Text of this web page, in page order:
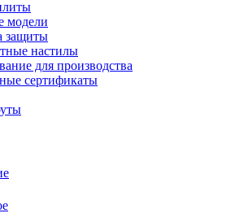
модели
защиты
настилы
для производства
сертификаты